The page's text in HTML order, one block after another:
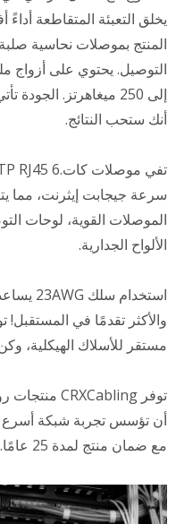
يخلق التعبئة المتقاطعة
التوصيل. يحتوي على أزواج
إلى 250 ميغاهرتز.
أنك ستحب النتائج.
سرعة جيجابت إيثرنت، مما
الموصلات القوية، لوحات
الألواح الجدارية.
والأكثر تقدمًا في المستقبل!
مستقر للأسلاك الهيكلية،
أن تؤسس تجربة شبكة أسرع
مع ضمان منتج لمدة 25 عامًا.